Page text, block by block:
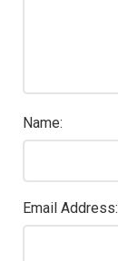
Name:
Email Address: